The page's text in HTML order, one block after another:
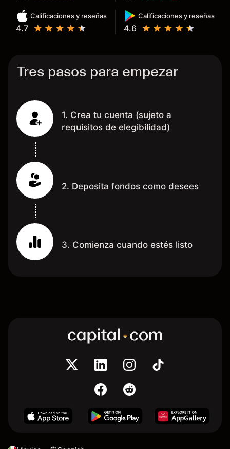
spread y al volumen existente.
Mientras más activo seas, más
dinero te reembolsa. Muchas
Calificaciones y reseñas
4.7
Calificaciones y reseñas
4.6
Tres pasos para empezar
1. Crea tu cuenta (sujeto a
requisitos de elegibilidad)
2. Deposita fondos como desees
3. Comienza cuando estés listo